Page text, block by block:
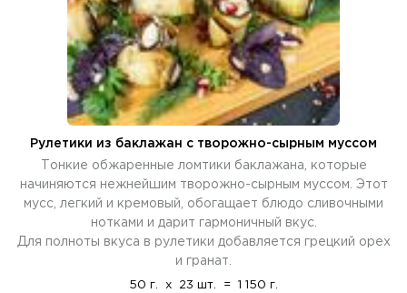
Рулетики из баклажан с творожно-сырным муссом
Тонкие обжаренные ломтики баклажана, которые
начиняются нежнейшим творожно-сырным муссом. Этот
мусс, легкий и кремовый, обогащает блюдо сливочными
нотками и дарит гармоничный вкус.
Для полноты вкуса в рулетики добавляется грецкий орех
и гранат.
50 г. x 23 шт. = 1 150 г.